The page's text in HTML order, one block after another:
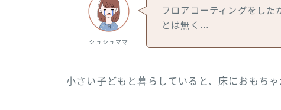
シュシュママ
フロアコーティングをした
とは無く…
小さい子どもと暮らしていると、床におもちゃ